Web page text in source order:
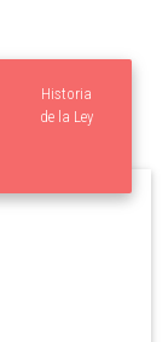
Historia
de la Ley